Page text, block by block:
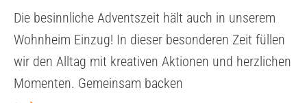
Die besinnliche Adventszeit hält auch in unserem
Wohnheim Einzug! In dieser besonderen Zeit füllen
wir den Alltag mit kreativen Aktionen und herzlichen
Momenten. Gemeinsam backen